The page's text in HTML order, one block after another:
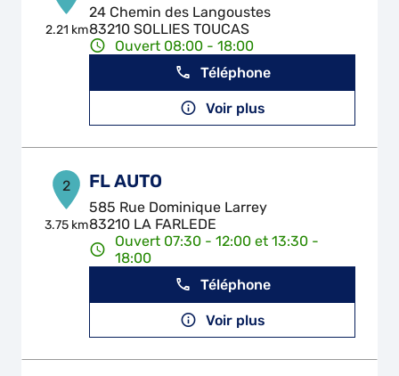
2.21 km
24 Chemin des Langoustes
83210 SOLLIES TOUCAS
Ouvert 08:00 - 18:00
Téléphone
Voir plus
2
3.75 km
FL AUTO
585 Rue Dominique Larrey
83210 LA FARLEDE
Ouvert 07:30 - 12:00 et 13:30 -
18:00
Téléphone
Voir plus